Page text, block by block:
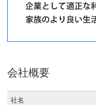
会社概要
社名